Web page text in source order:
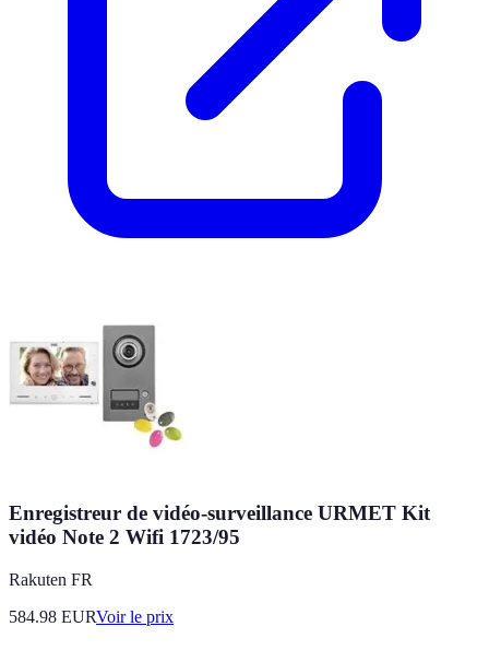
Enregistreur de vidéo-surveillance URMET Kit
vidéo Note 2 Wifi 1723/95
Rakuten FR
584.98 EURVoir le prix